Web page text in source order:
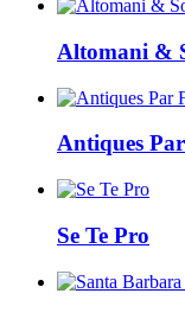
Altomani &
Antiques
Se Te Pro